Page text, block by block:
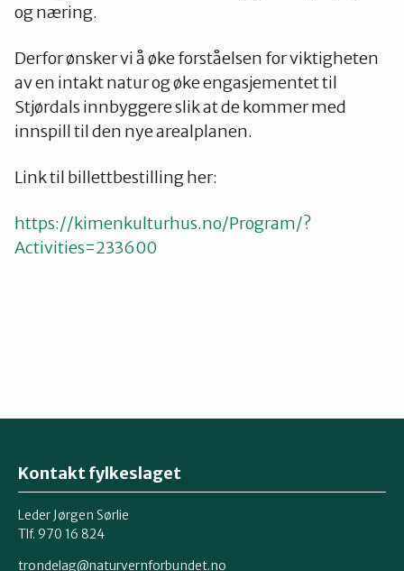
og næring.
Derfor ønsker vi å øke forståelsen for viktigheten
av en intakt natur og øke engasjementet til
Stjørdals innbyggere slik at de kommer med
innspill til den nye arealplanen.
Link til billettbestilling her:
https://kimenkulturhus.no/Program/?
Activities=233600
Kontakt fylkeslaget
Leder Jørgen Sørlie
Tlf. 970 16 824
trondelag@naturvernforbundet.no